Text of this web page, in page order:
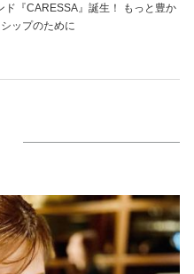
ド『CARESSA』誕生！ もっと豊か
ップのために